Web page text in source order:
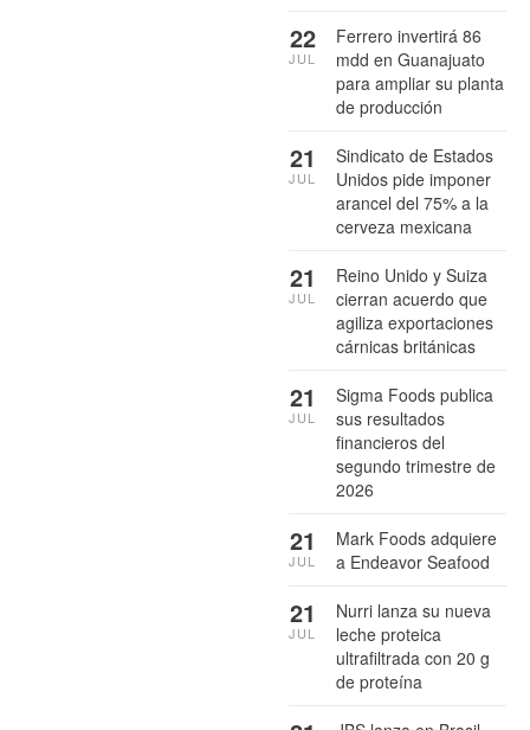
Ferrero invertirá 86
mdd en Guanajuato
para ampliar su planta
de producción
22
JUL
Sindicato de Estados
Unidos pide imponer
arancel del 75% a la
cerveza mexicana
21
JUL
Reino Unido y Suiza
cierran acuerdo que
agiliza exportaciones
cárnicas británicas
21
JUL
Sigma Foods publica
sus resultados
financieros del
segundo trimestre de
2026
21
JUL
Mark Foods adquiere
a Endeavor Seafood
21
JUL
Nurri lanza su nueva
leche proteica
ultrafiltrada con 20 g
de proteína
21
JUL